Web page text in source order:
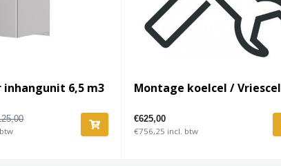
6,5 m3 Montage koelcel / Vriescel
€625,00
€756,25 incl. btw